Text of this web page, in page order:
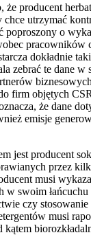
że producent
utrzymać
poproszony o
pracowników
dokładnie
zebrać te dane w
firm objętych
że dane
emisje
jest producent
przez
musi
swoim
czy
musi